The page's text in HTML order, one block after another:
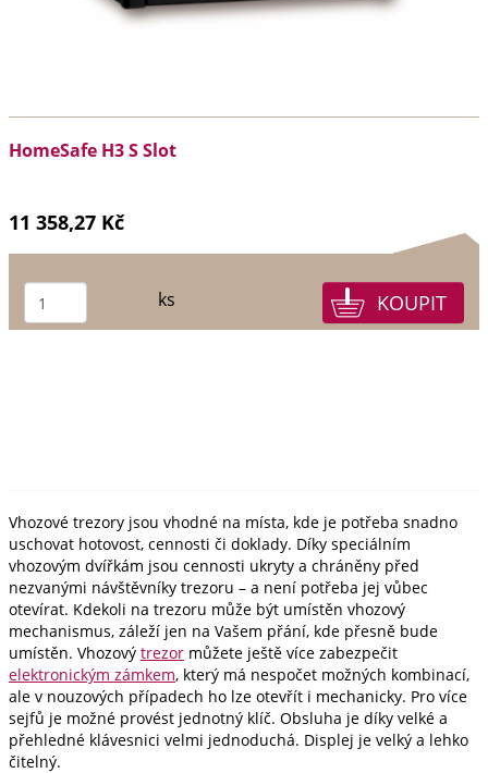
HomeSafe H3 S Slot
11 358,27 Kč
ks
Vhozové trezory jsou vhodné na místa, kde je potřeba snadno
uschovat hotovost, cennosti či doklady. Díky speciálním
vhozovým dvířkám jsou cennosti ukryty a chráněny před
nezvanými návštěvníky trezoru – a není potřeba jej vůbec
otevírat. Kdekoli na trezoru může být umístěn vhozový
mechanismus, záleží jen na Vašem přání, kde přesně bude
umístěn. Vhozový trezor můžete ještě více zabezpečit
elektronickým zámkem, který má nespočet možných kombinací,
ale v nouzových případech ho lze otevřít i mechanicky. Pro více
sejfů je možné provést jednotný klíč. Obsluha je díky velké a
přehledné klávesnici velmi jednoduchá. Displej je velký a lehko
čitelný.